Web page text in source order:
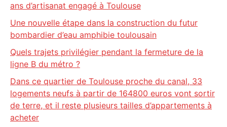
ans d’artisanat engagé à Toulouse
Une nouvelle étape dans la construction du futur
bombardier d’eau amphibie toulousain
Quels trajets privilégier pendant la fermeture de la
ligne B du métro ?
Dans ce quartier de Toulouse proche du canal, 33
logements neufs à partir de 164800 euros vont sortir
de terre, et il reste plusieurs tailles d’appartements à
acheter